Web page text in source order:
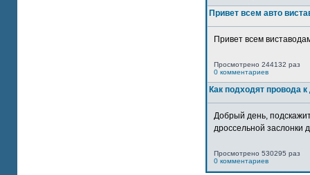
Привет всем авто
Привет всем
Просмотрено 244132 раз
0 комментариев
Как подходят провода
Добрый день,
дроссельной заслонки
Просмотрено 530295 раз
0 комментариев